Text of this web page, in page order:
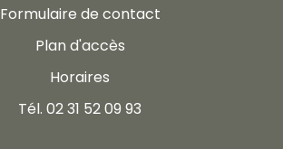
Formulaire de contact
Plan d'accès
Horaires
Tél. 02 31 52 09 93